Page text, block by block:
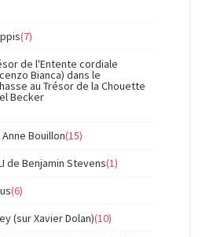
(7)
de l'Entente cordiale
Bianca) dans le
au Trésor de la Chouette
Becker
Bouillon(15)
de Benjamin Stevens(1)
(6)
(sur Xavier Dolan)(10)